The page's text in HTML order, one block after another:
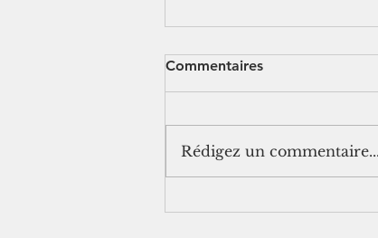
Commentaires
Rédigez un commentaire...